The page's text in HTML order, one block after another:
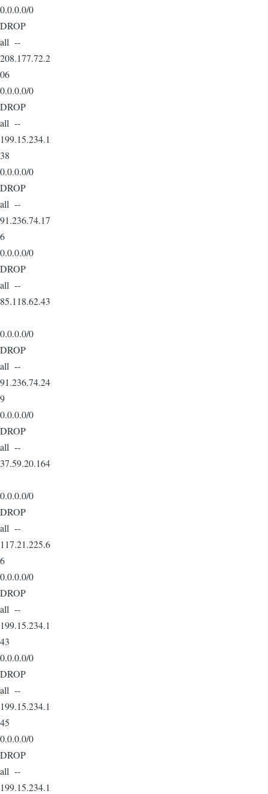
0.0.0.0/0
DROP
all --
208.177.72.2
06
0.0.0.0/0
DROP
all --
199.15.234.1
38
0.0.0.0/0
DROP
all --
91.236.74.17
6
0.0.0.0/0
DROP
all --
85.118.62.43
0.0.0.0/0
DROP
all --
91.236.74.24
9
0.0.0.0/0
DROP
all --
37.59.20.164
0.0.0.0/0
DROP
all --
117.21.225.6
6
0.0.0.0/0
DROP
all --
199.15.234.1
43
0.0.0.0/0
DROP
all --
199.15.234.1
45
0.0.0.0/0
DROP
all --
199.15.234.1